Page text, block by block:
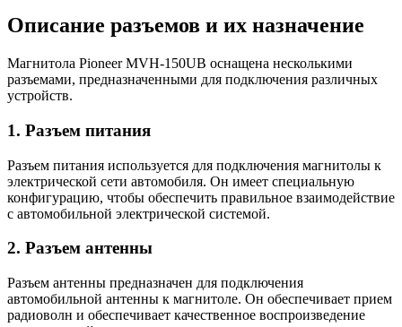
Описание разъемов и их назначение
Магнитола Pioneer MVH-150UB оснащена несколькими
разъемами, предназначенными для подключения различных
устройств.
1. Разъем питания
Разъем питания используется для подключения магнитолы к
электрической сети автомобиля. Он имеет специальную
конфигурацию, чтобы обеспечить правильное взаимодействие
с автомобильной электрической системой.
2. Разъем антенны
Разъем антенны предназначен для подключения
автомобильной антенны к магнитоле. Он обеспечивает прием
радиоволн и обеспечивает качественное воспроизведение